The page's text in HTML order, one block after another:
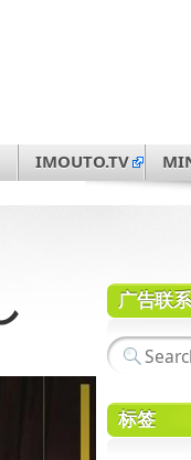
IMOUTO.TV
广告联
标签